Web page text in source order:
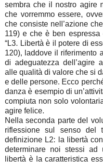
sembra che il nostro agire
che vorremmo essere,
che consiste nell’azione
119) e che è ben
“L3. Libertà è il potere di
120), laddove il riferimento
di adeguatezza dell’agire
alle qualità di valore che si
e delle persone. Ecco
danza è esempio di
compiuta non solo
agire felice.
Nella seconda parte del
riflessione sul senso del
definizione L2: la libertà
determinare noi stessi ad
libertà è la caratteristica